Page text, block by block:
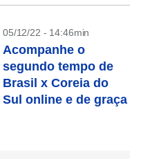
05/12/22 - 14:46min
Acompanhe o
segundo tempo de
Brasil x Coreia do
Sul online e de graça